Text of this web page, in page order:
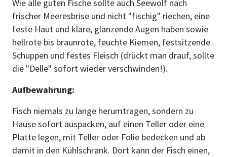
Wie alle guten Fische sollte auch Seewolf nach
frischer Meeresbrise und nicht "fischig" riechen, eine
feste Haut und klare, glänzende Augen haben sowie
hellrote bis braunrote, feuchte Kiemen, festsitzende
Schuppen und festes Fleisch (drückt man drauf, sollte
die "Delle" sofort wieder verschwinden!).
Aufbewahrung:
Fisch niemals zu lange herumtragen, sondern zu
Hause sofort auspacken, auf einen Teller oder eine
Platte legen, mit Teller oder Folie bedecken und ab
damit in den Kühlschrank. Dort kann der Fisch einen,